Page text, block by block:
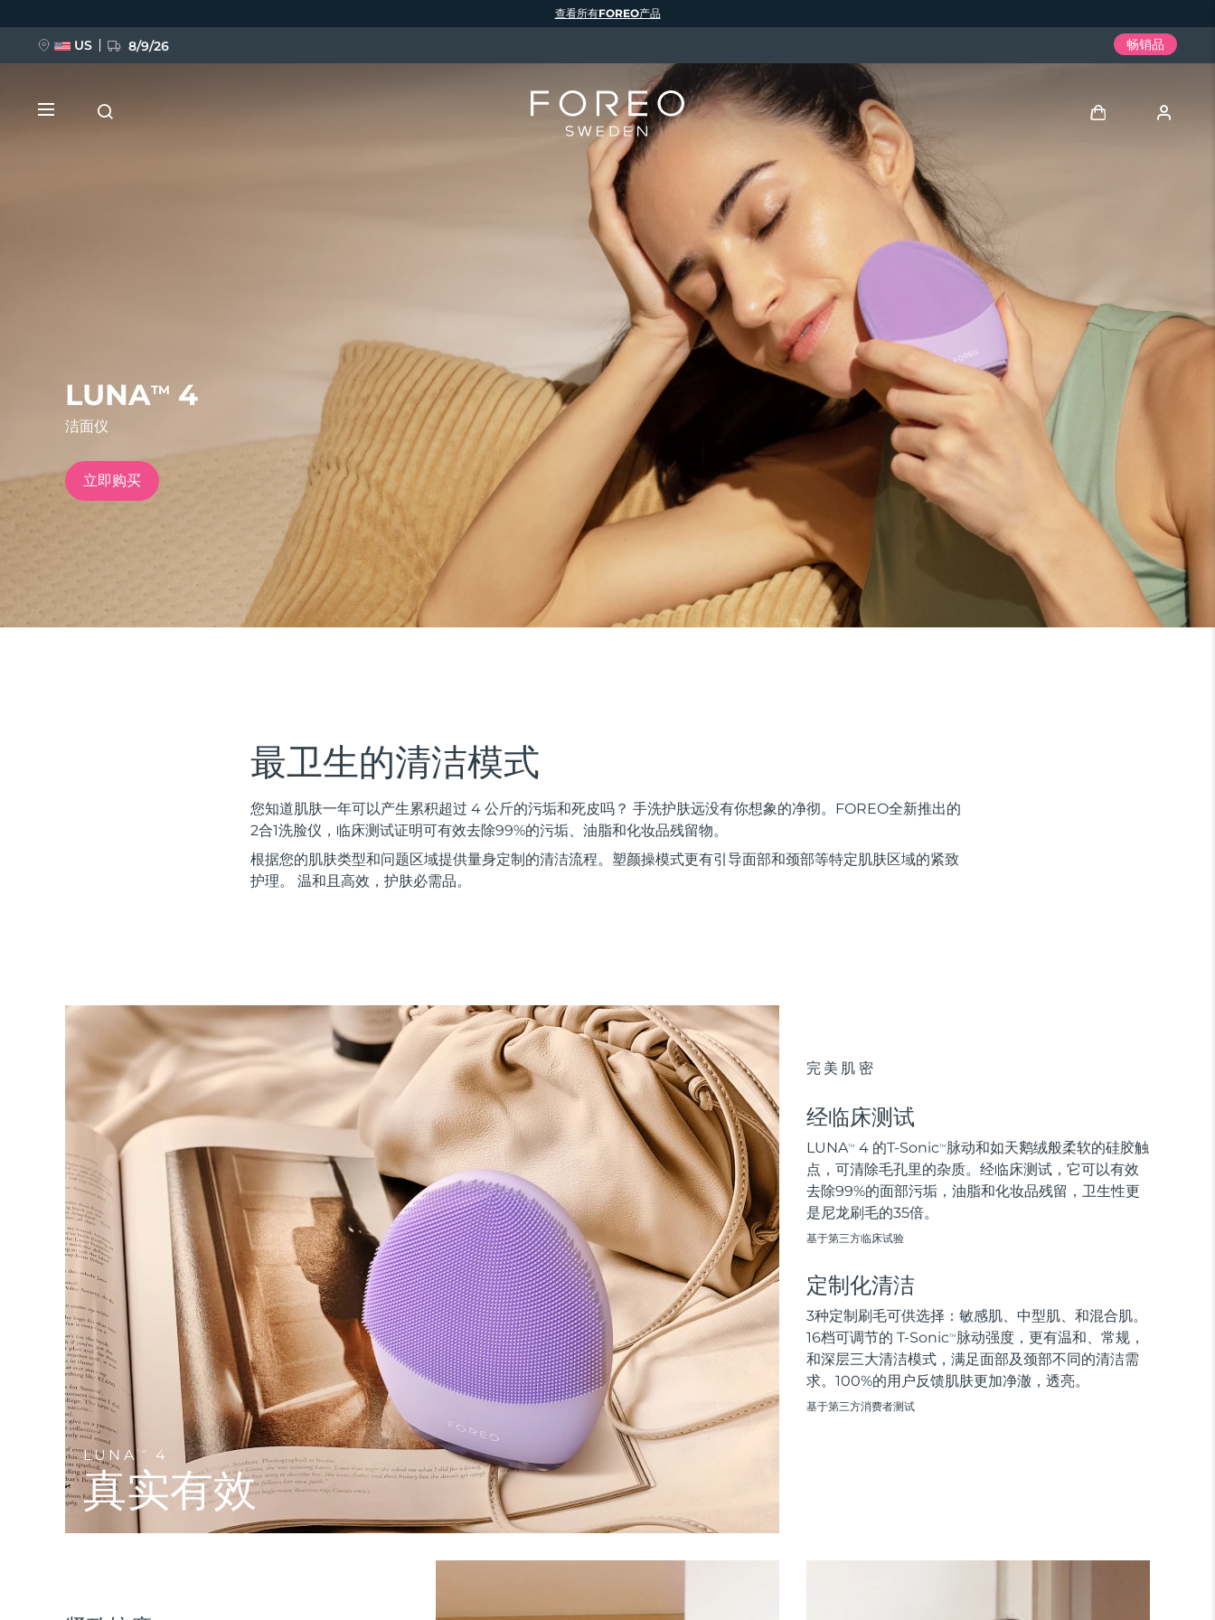
容
LUNATM 4
洁面仪
立即购买
最卫生的清洁模式
您知道肌肤一年可以产生累积超过 4 公斤的污垢和死皮吗？ 手洗护肤远没有你想象的净彻。FOREO全新推出的
2合1洗脸仪，临床测试证明可有效去除99%的污垢、油脂和化妆品残留物。
根据您的肌肤类型和问题区域提供量身定制的清洁流程。塑颜操模式更有引导面部和颈部等特定肌肤区域的紧致
护理。 温和且高效，护肤必需品。
LUNATM 4
真实有效
完美肌密
经临床测试
LUNATM 4 的T-SonicTM 脉动和如天鹅绒般柔软的硅胶触
点，可清除毛孔里的杂质。经临床测试，它可以有效
去除99%的面部污垢，油脂和化妆品残留，卫生性更
是尼龙刷毛的35倍。
基于第三方临床试验
定制化清洁
3种定制刷毛可供选择：敏感肌、中型肌、和混合肌。
16档可调节的 T-SonicTM 脉动强度，更有温和、常规，
和深层三大清洁模式，满足面部及颈部不同的清洁需
求。100%的用户反馈肌肤更加净澈，透亮。
基于第三方消费者测试
查看所有FOREO产品
US 8/9/26 畅销品
我的地址
我的订阅
issa™ Teeth Whitening Set
FAQ™ Dual LED Panel
热门产品
LUNA™ 4 套装
Anti-aging massage
LUNA™ 4 Plus
Massage, LED heating
LUNA™ 4 Men
For men, anti-aging massage
LUNA™ 4 mini
For young skin, T-zone
LUNA™ 4 go
For travel or gym bag
LUNA™ 护肤
Premium cleansers & balm
LUNA™ 设备
BEAR™ 2 套装
Microcurrent toning
BEAR™ 2 go
Microcurrent toning on-the-go
BEAR™ 2 eyes & lips
Microcurrent line smoothing device
面部提拉护理
Premium anti-aging skincare
BEAR™ 设备
All premium facelift devices
补水保湿
UFO™ 3 套装
Deep facial hydration
UFO™ 3 LED
Near-infrared and red light therapy device
UFO™ 3 mini
Red light therapy device for young skin
UFO™ 3 go
Portable red light therapy
面膜
Rejuvenation & hydration
口腔护理
issa™ 4
Hybrid silicone sonic toothbrush
issa™ 4 plus
Smart hybrid silicone sonic toothbrush
issa™ 4 smile
Hybrid silicone sonic toothbrush
issa™ 4 baby
For ages 0-3
issa™ Teeth Whitening Set
Dual LED + sonic device & 18% PAP gel
FAQ™ 抗老护理
抗老
FAQ™ 101
Clinical anti-aging
FAQ™ 102
Advanced clinical anti-aging
FAQ™ 103
Luxurious clinical anti-aging set
LED治疗
NEW
FAQ™ 201
LED mask
FAQ™ 202
LED mask
FAQ™ 211
Anti-aging neck & décolleté LED mask
生发
FAQ™ 301
LED hair strengthening scalp massager
FAQ™ Scalp Serum
Scalp recovery probiotic serum
肌肤年轻化
NEW
FAQ™ 501
Full-Spectrum Red Light Therapy
FAQ™ 502
Full-Spectrum Red Light Therapy
保健品
NEW
专业治疗